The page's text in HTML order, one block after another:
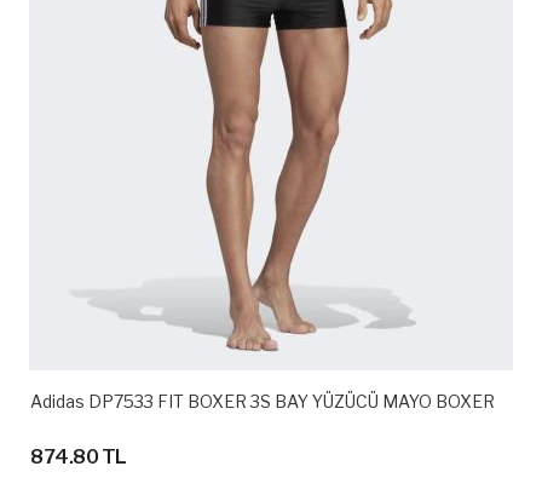
Adidas DP7533 FIT BOXER 3S BAY YÜZÜCÜ MAYO BOXER
874.80 TL